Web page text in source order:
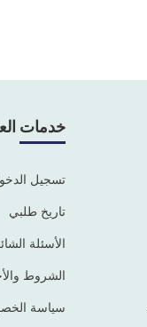
خدمات
تسجيل
تاريخ طلبي
الأسئلة
الشروط
سياسة